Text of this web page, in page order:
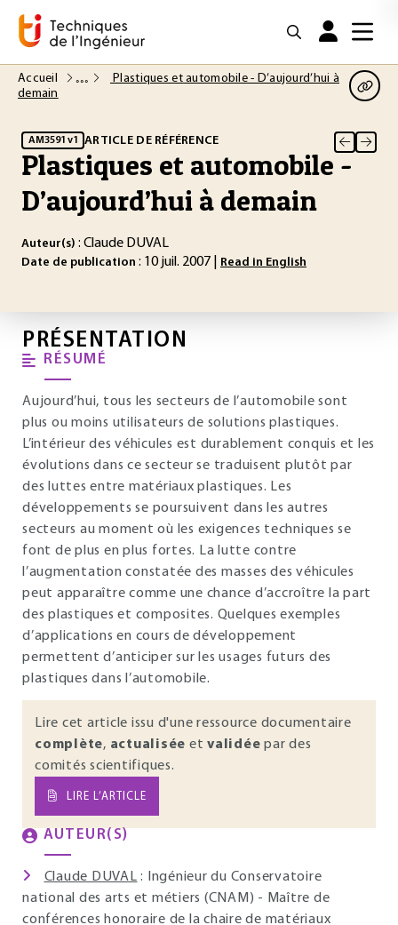
Accueil
Plastiques et automobile - D’aujourd’hui à
demain
AM3591 v1 ARTICLE DE RÉFÉRENCE
Plastiques et automobile -
D’aujourd’hui à demain
Auteur(s) : Claude DUVAL
Date de publication : 10 juil. 2007 | Read in English
PRÉSENTATION
RÉSUMÉ
Aujourd’hui, tous les secteurs de l’automobile sont
plus ou moins utilisateurs de solutions plastiques.
L’intérieur des véhicules est durablement conquis et les
évolutions dans ce secteur se traduisent plutôt par
des luttes entre matériaux plastiques. Les
développements se poursuivent dans les autres
secteurs au moment où les exigences techniques se
font de plus en plus fortes. La lutte contre
l’augmentation constatée des masses des véhicules
peut apparaître comme une chance d’accroître la part
des plastiques et composites. Quelques exemples
d’applications en cours de développement
permettent d’anticiper sur les usages futurs des
plastiques dans l’automobile.
Lire cet article issu d'une ressource documentaire
complète, actualisée et validée par des
comités scientifiques.
LIRE L’ARTICLE
AUTEUR(S)
Claude DUVAL : Ingénieur du Conservatoire
national des arts et métiers (CNAM) - Maître de
conférences honoraire de la chaire de matériaux